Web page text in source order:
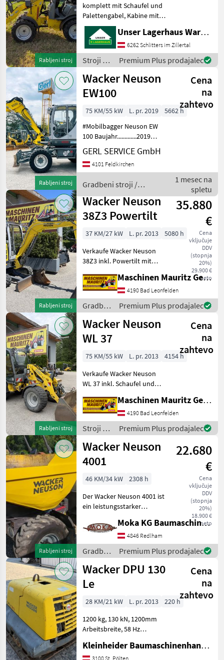
Rabljeni stroj
komplett mit Schaufel und
Palettengabel, Kabine mit
Heizung, Lenksäule
verstellbar, 3. Funktion,
Arbeitsscheinwerfer vorne
und hinten,
Anhängevorrichtung,
Beleuchtun
Unser Lagerhaus Warenhandelsges.m.b.H.
6262 Schlitters im Zillertal
Stroji z
motorji /
Wacker
Neuson
Premium Plus prodajalec
Rabljeni stroj
Wacker Neuson
EW100
Cena
na
zahtevo
75 KM/55 kW L. pr. 2019
5662 h
#Mobilbagger Neuson EW
100 Baujahr.............2019
S/N.................WNCE0606CPAL01665
Stundenzähler.......5662
Motor...............55 kW, 4 Zyl.
GERL SERVICE GmbH
4101 Feldkirchen
Gradbeni stroji /
Wacker Neuson
1 mesec na
spletu
Rabljeni stroj
Wacker Neuson
38Z3 Powertilt
35.880
€
Cena
vključuje
DDV
(stopnja
20%)
29.900 €
neto
37 KM/27 kW L. pr. 2013
5080 h
Verkaufe Wacker Neuson
38Z3 inkl. Powertilt mit
Schnellwechsler, 1x
Grabenräumlöffel neu, 1x
Tieflöffel , 2x DW
Hydraulikkreis vorne,
Zusatzscheinwerfe
Maschinen Mauritz GesmbH
4190 Bad Leonfelden
Gradbeni
stroji /
Wacker
Neuson
Premium Plus prodajalec
Rabljeni stroj
Wacker Neuson
WL 37
Cena
na
zahtevo
75 KM/55 kW L. pr. 2013
4154 h
Verkaufe Wacker Neuson
WL 37 inkl. Schaufel und
Motor ohne Partikelfilter,
einsatzbereiter guter
Zustand, Vollkabine mit
Heizung, Weideman
Maschinen Mauritz GesmbH
4190 Bad Leonfelden
Stroji z
motorji /
Wacker
Neuson
Premium Plus prodajalec
Rabljeni stroj
Wacker Neuson
4001
22.680
€
Cena
vključuje
DDV
(stopnja
20%)
18.900 €
neto
46 KM/34 kW
2308 h
Der Wacker Neuson 4001 ist
ein leistungsstarker
Vielzahl von Bauprojekten.
Dieses Modell zeichnet sich
durch einen robusten 46 PS
Motor aus un
Moka KG Baumaschinenhandel
4846 Redlham
Gradbeni
stroji /
Wacker
Neuson
Premium Plus prodajalec
Wacker DPU 130
Le
Cena
na
zahtevo
28 KM/21 kW L. pr. 2013
220 h
1200 kg, 130 kN, 1200mm
Arbeitsbreite, 58 Hz
valjar
Kleinheider Baumaschinenhandel GmbH.
3100 St. Pölten